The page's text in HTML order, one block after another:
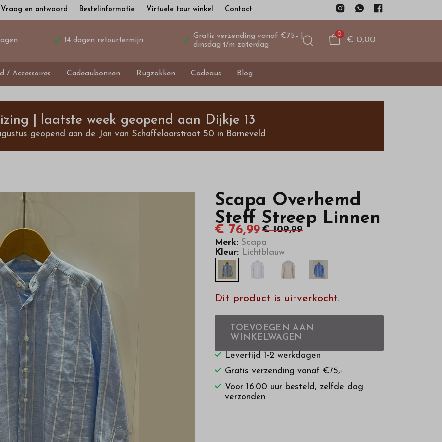
Vraag en antwoord Bestelinformatie Virtuele tour winkel Contact
14 dagen retourtermijn
Gratis verzending vanaf €75,- |
dinsdag t/m zaterdag
0
€ 0,00
/ Accessoires Cadeaubonnen Rugzakken Cadeaus Blog
| laatste week geopend aan Dijkje 13
geopend aan de Jan van Schaffelaarstraat 50 in Barneveld
Scapa Overhemd
Steff Streep Linnen
€ 76,99 € 109,99
Merk: Scapa
Kleur: Lichtblauw
Dit product is uitverkocht.
TOEVOEGEN AAN
WINKELWAGEN
Levertijd 1-2 werkdagen
Gratis verzending vanaf €75,-
Voor 16:00 uur besteld, zelfde dag
verzonden